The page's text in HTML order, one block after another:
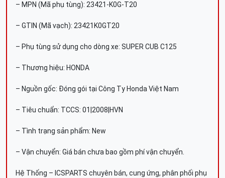
– MPN (Mã phụ tùng): 23421-K0G-T20
– GTIN (Mã vạch): 23421K0GT20
– Phụ tùng sử dụng cho dòng xe: SUPER CUB C125
– Thương hiệu: HONDA
– Nguồn gốc: Đóng gói tại Công Ty Honda Việt Nam
– Tiêu chuẩn: TCCS: 01|2008|HVN
– Tình trạng sản phẩm: New
– Vận chuyển: Giá bán chưa bao gồm phí vận chuyển.
Hệ Thống – ICSPARTS chuyên bán, cung ứng, phân phối phụ